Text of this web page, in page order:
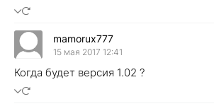
mamorux777
15 мая 2017 12:41
Когда будет версия 1.02 ?